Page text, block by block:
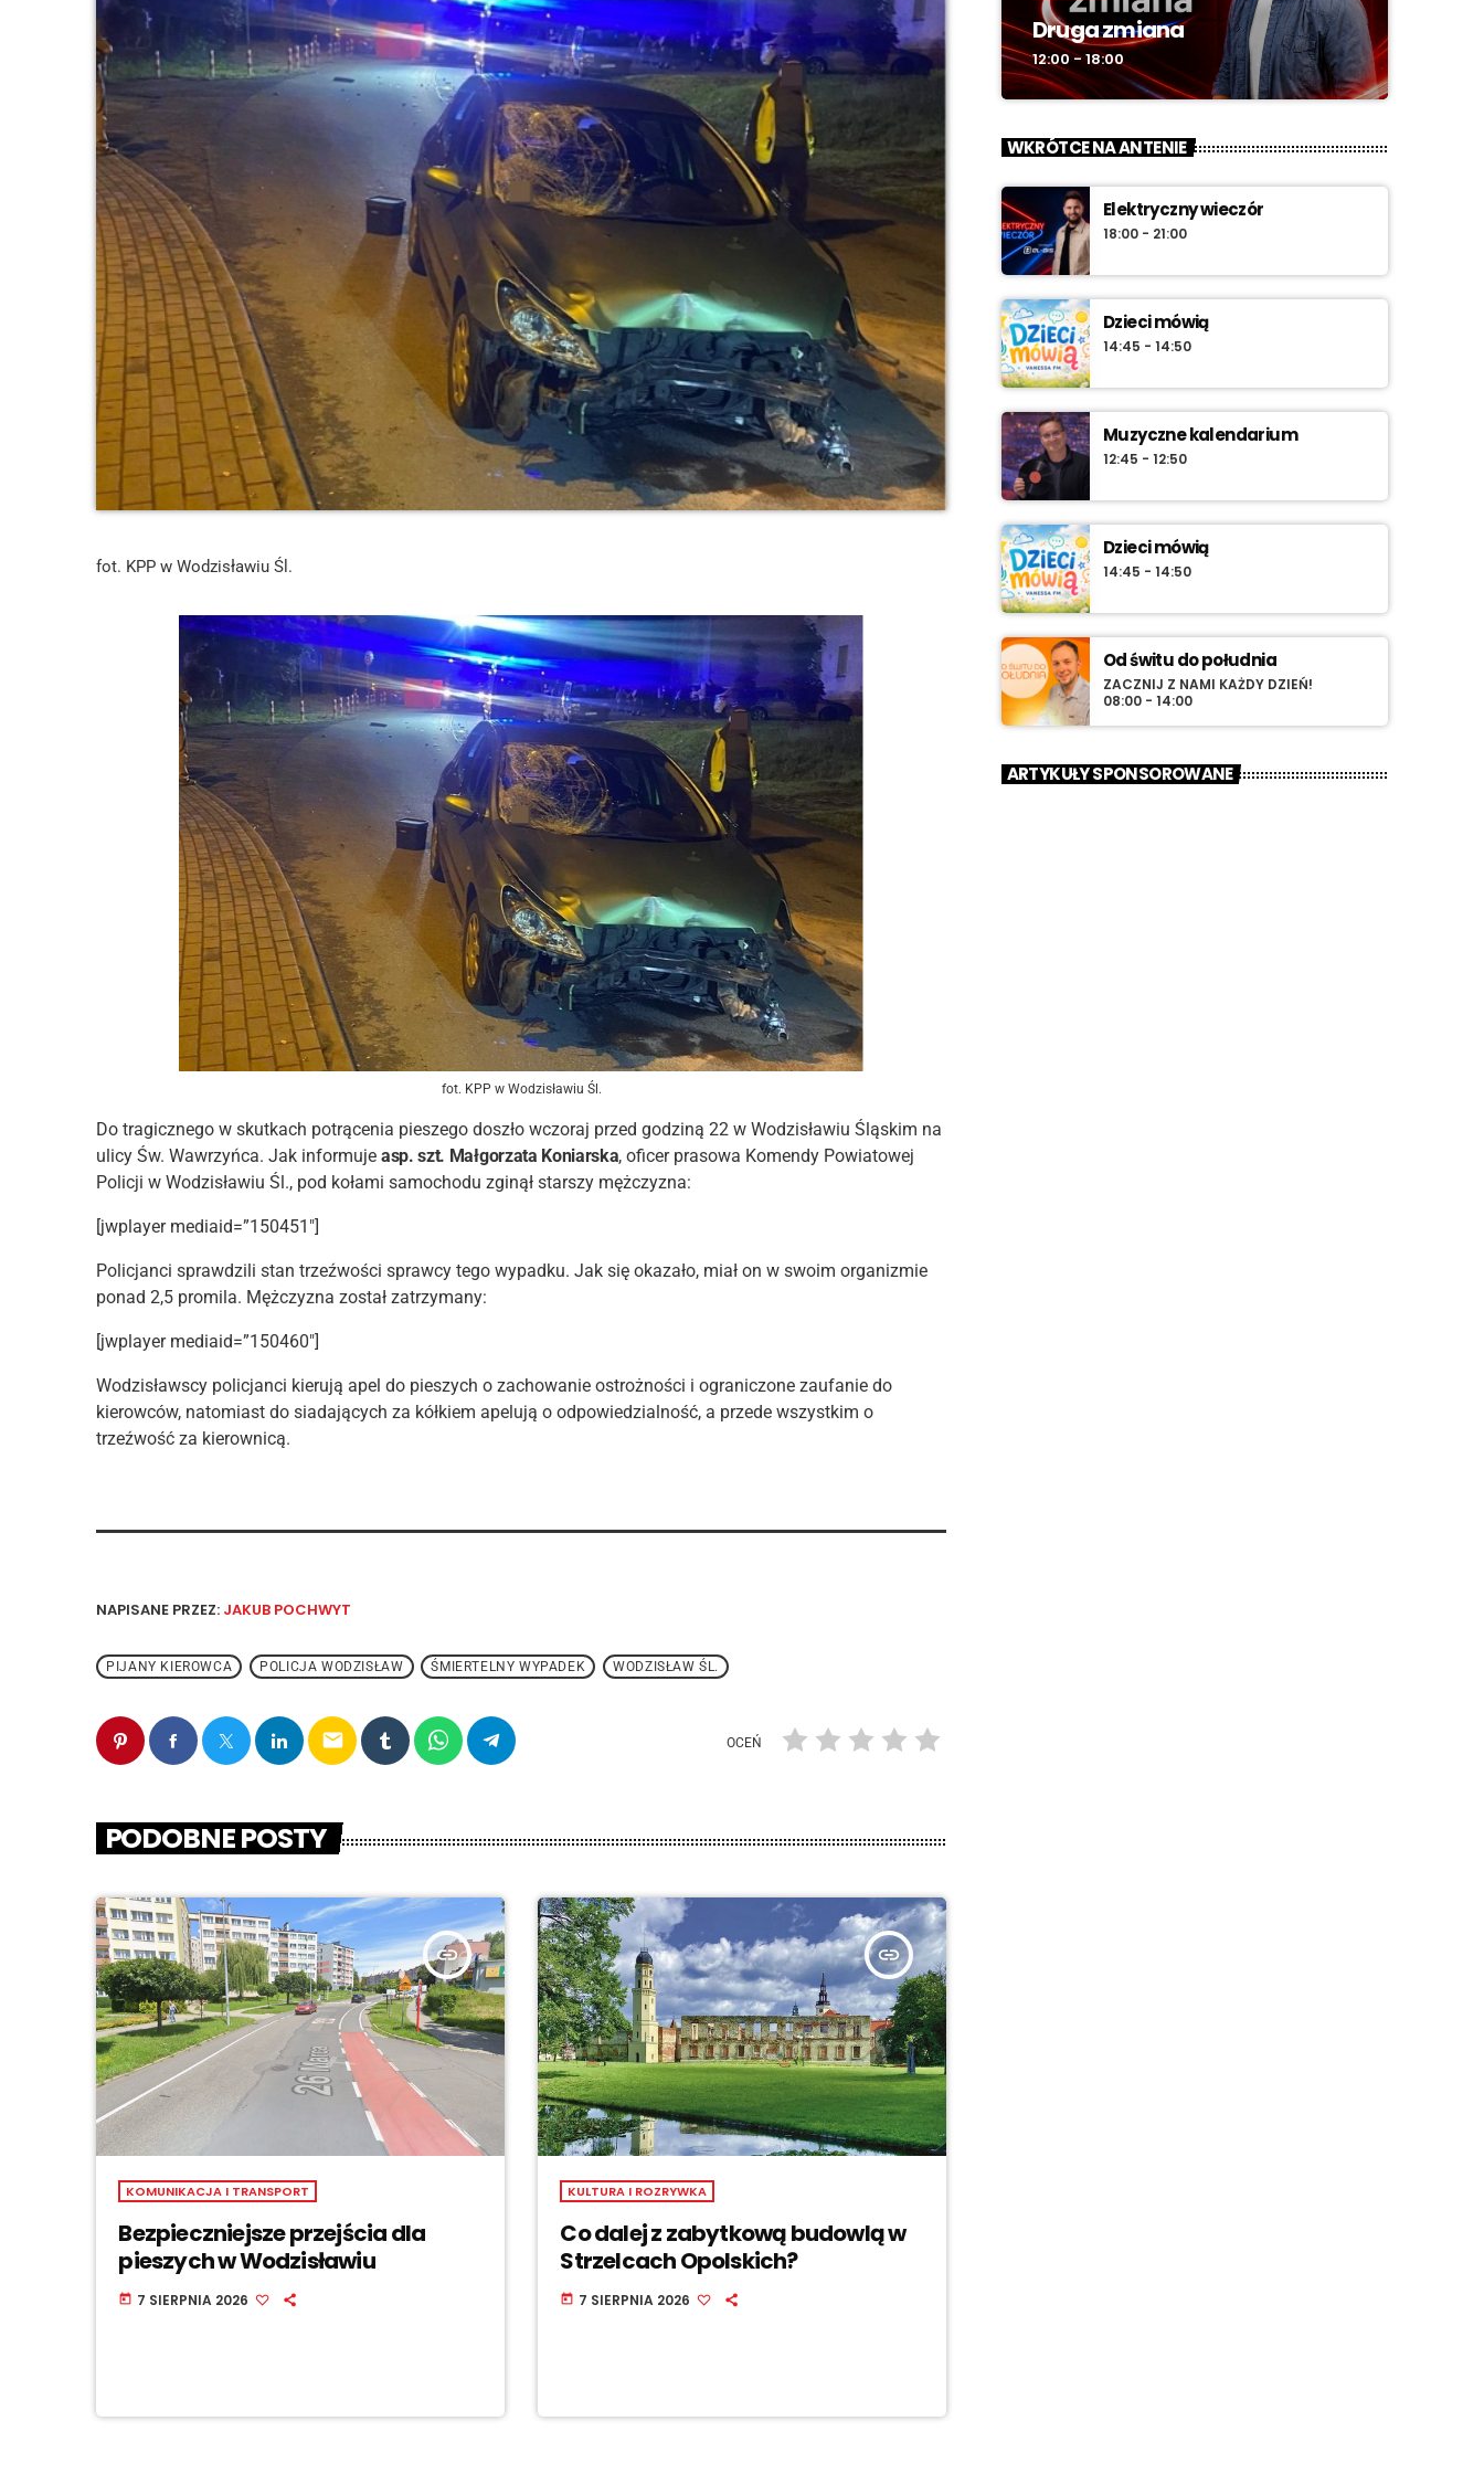
fot. KPP w Wodzisławiu Śl.
fot. KPP w Wodzisławiu Śl.
Do tragicznego w skutkach potrącenia pieszego doszło wczoraj przed godziną 22 w Wodzisławiu Śląskim na
ulicy Św. Wawrzyńca. Jak informuje asp. szt. Małgorzata Koniarska, oficer prasowa Komendy Powiatowej
Policji w Wodzisławiu Śl., pod kołami samochodu zginął starszy mężczyzna:
[jwplayer mediaid=”150451″]
Policjanci sprawdzili stan trzeźwości sprawcy tego wypadku. Jak się okazało, miał on w swoim organizmie
ponad 2,5 promila. Mężczyzna został zatrzymany:
[jwplayer mediaid=”150460″]
Wodzisławscy policjanci kierują apel do pieszych o zachowanie ostrożności i ograniczone zaufanie do
kierowców, natomiast do siadających za kółkiem apelują o odpowiedzialność, a przede wszystkim o
trzeźwość za kierownicą.
NAPISANE PRZEZ: JAKUB POCHWYT
PIJANY KIEROWCA POLICJA WODZISŁAW ŚMIERTELNY WYPADEK WODZISŁAW ŚL.
email OCEŃ
PODOBNE POSTY
insert_link
KOMUNIKACJA I TRANSPORT
Bezpieczniejsze przejścia dla
pieszych w Wodzisławiu
today 7 SIERPNIA 2026
insert_link
KULTURA I ROZRYWKA
Co dalej z zabytkową budowlą w
Strzelcach Opolskich?
today 7 SIERPNIA 2026
Druga zmiana
12:00 - 18:00
WKRÓTCE NA ANTENIE
Elektryczny wieczór
18:00 - 21:00
Dzieci mówią
14:45 - 14:50
Muzyczne kalendarium
12:45 - 12:50
Dzieci mówią
14:45 - 14:50
Od świtu do południa
ZACZNIJ Z NAMI KAŻDY DZIEŃ!
08:00 - 14:00
ARTYKUŁY SPONSOROWANE